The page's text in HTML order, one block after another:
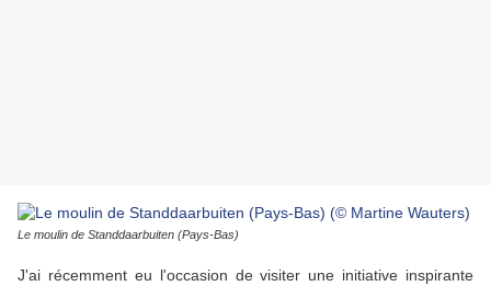
Le moulin de Standdaarbuiten (Pays-Bas)
J'ai récemment eu l'occasion de visiter une initiative inspirante